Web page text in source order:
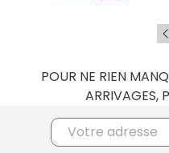
POUR NE RIEN
ARRIVAGES,